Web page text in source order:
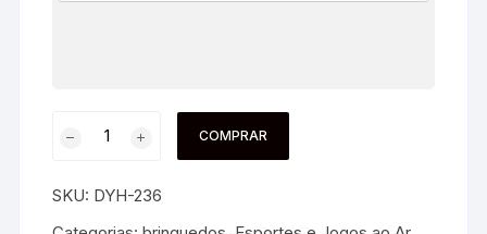
COMPRAR
SKU: DYH-236